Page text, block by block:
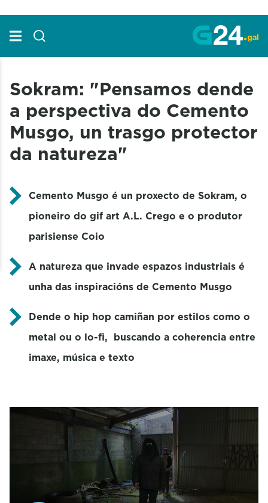
Sokram: "Pensamos dende
a perspectiva do Cemento
Musgo, un trasgo protector
da natureza"
Cemento Musgo é un proxecto de Sokram, o
pioneiro do gif art A.L. Crego e o produtor
parisiense Coio
A natureza que invade espazos industriais é
unha das inspiracións de Cemento Musgo
Dende o hip hop camiñan por estilos como o
metal ou o lo-fi, buscando a coherencia entre
imaxe, música e texto